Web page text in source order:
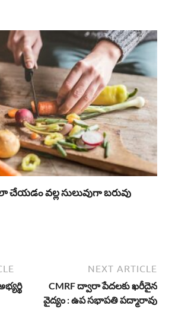
వల్ల సులువుగా బరువు
NEXT ARTICLE
CMRF ద్వారా పేదలకు ఖరీదైన
వైద్యం : ఉప సభాపతి పద్మారావు